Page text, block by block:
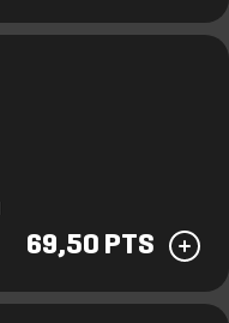
69,50 PTS